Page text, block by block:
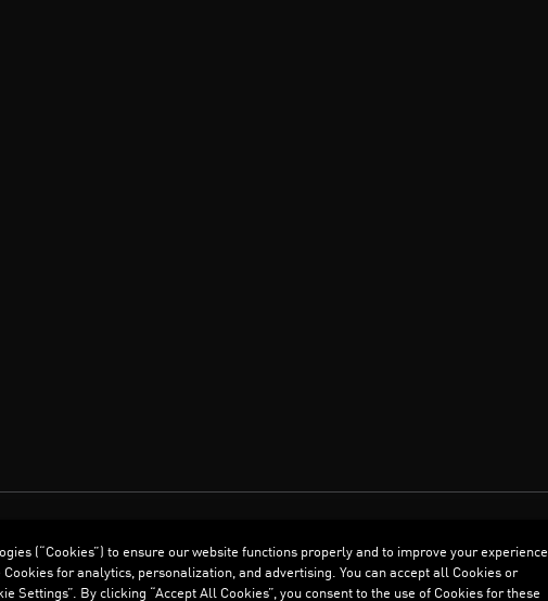
العربية
(“Cookies”) to ensure our website functions properly and to improve your experience.
for analytics, personalization, and advertising. You can accept all Cookies or
Settings”. By clicking “Accept All Cookies”, you consent to the use of Cookies for these